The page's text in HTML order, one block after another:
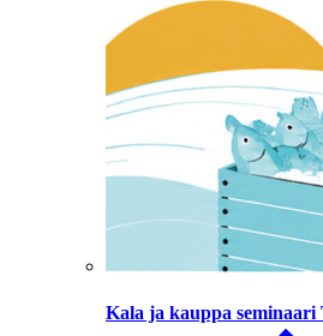
Kala ja kauppa seminaari